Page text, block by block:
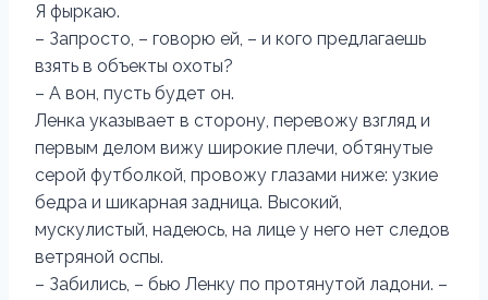
Я фыркаю.
– Запросто, – говорю ей, – и кого предлагаешь
взять в объекты охоты?
– А вон, пусть будет он.
Ленка указывает в сторону, перевожу взгляд и
первым делом вижу широкие плечи, обтянутые
серой футболкой, провожу глазами ниже: узкие
бедра и шикарная задница. Высокий,
мускулистый, надеюсь, на лице у него нет следов
ветряной оспы.
– Забились, – бью Ленку по протянутой ладони. –